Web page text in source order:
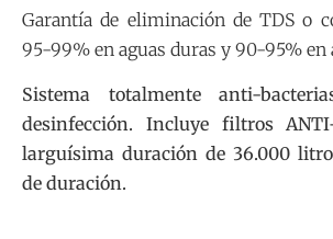
Garantía de eliminación de TDS o
95-99% en aguas duras y 90-95% en
Sistema totalmente anti-
desinfección. Incluye filtros
larguísima duración de 36.000
de duración.